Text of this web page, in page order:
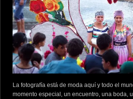
La fotografía está de moda aquí y todo el
momento especial, un encuentro, una boda,